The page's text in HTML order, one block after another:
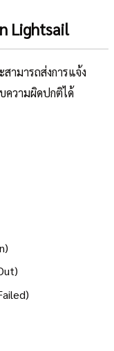
Lightsail
ามารถส่งการแจ้ง
ความผิดปกติได้